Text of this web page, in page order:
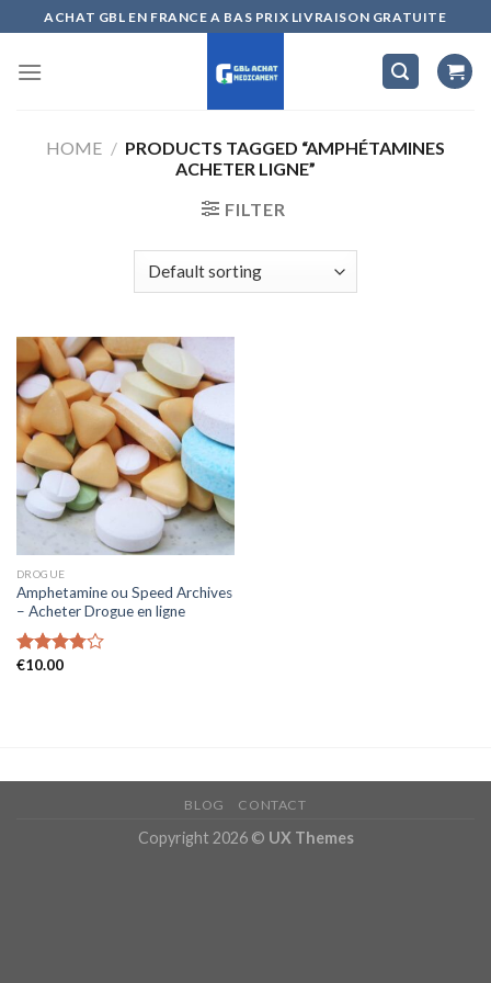
to
content
ACHAT GBL EN FRANCE A BAS PRIX LIVRAISON GRATUITE
HOME / PRODUCTS TAGGED “AMPHÉTAMINES
ACHETER LIGNE”
FILTER
DROGUE
Amphetamine ou Speed Archives
– Acheter Drogue en ligne
Rated
€10.00
BLOG CONTACT
Copyright 2026 © UX Themes